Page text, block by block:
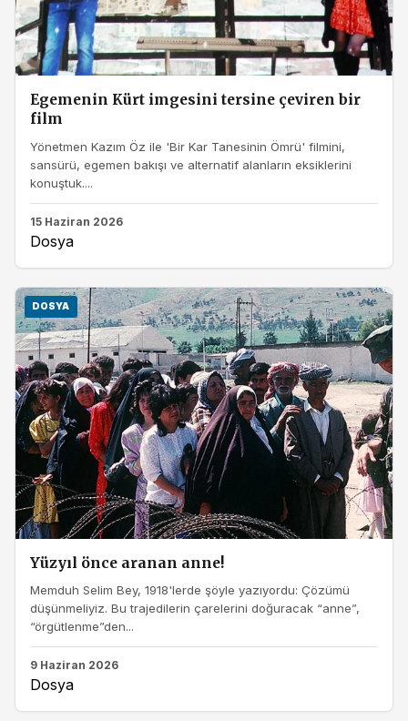
Egemenin Kürt imgesini tersine çeviren bir
film
Yönetmen Kazım Öz ile 'Bir Kar Tanesinin Ömrü' filmini,
sansürü, egemen bakışı ve alternatif alanların eksiklerini
konuştuk....
15 Haziran 2026
Dosya
DOSYA
Yüzyıl önce aranan anne!
Memduh Selim Bey, 1918'lerde şöyle yazıyordu: Çözümü
düşünmeliyiz. Bu trajedilerin çarelerini doğuracak “anne”,
“örgütlenme”den...
9 Haziran 2026
Dosya